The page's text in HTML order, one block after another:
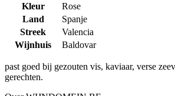
Kleur
Rose
Land
Spanje
Streek
Valencia
Wijnhuis
Baldovar
past goed bij gezouten vis, kaviaar, verse
gerechten.